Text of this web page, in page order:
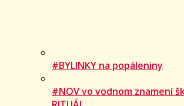
#BYLINKY na popáleniny
#NOV vo vodnom znamení